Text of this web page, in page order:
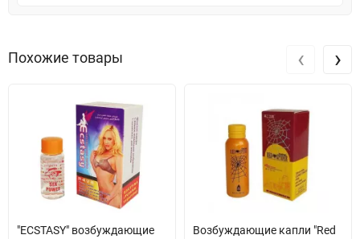
Похожие товары
"ECSTASY" возбуждающие
Возбуждающие капли "Red
‹ ›